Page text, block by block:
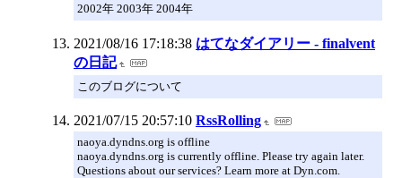
2002年 2003年 2004年
2021/08/16 17:18:38 はてなダイアリー - finalvent
の日記
このブログについて
2021/07/15 20:57:10 RssRolling
naoya.dyndns.org is offline
naoya.dyndns.org is currently offline. Please try again later.
Questions about our services? Learn more at Dyn.com.